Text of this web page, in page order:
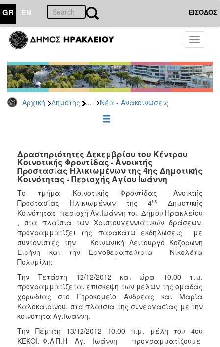
GR EN ΕΙΣΟΔΟΣ
Toggle
Αρχική Δημότης ... Νέα - Ανακοινώσεις
ΔΗΜΟΤΗΣ
Πολιτική
Νέα
-
Ανακοινώσεις
Οικονομική
Αδυναμία
&
Φυσικές
Καταστροφές
Κέντρα
Κοινοτικής
Φροντίδας
(Κ.Α.Π.Η.)
Κέντρα
Δημιουργικής
Απασχόλησης
Παιδιών
(Κ.Δ.Α.Π.)
Κέντρα
Ημερήσιας
Φροντίδας
Ηλικιωμένων
Δραστηριότητες Δεκεμβρίου του Κέντρου
Κοινοτικής Φροντίδας - Ανοικτής
Προστασίας Ηλικιωμένων της 4ης Δημοτικής
Κοινότητας - Περιοχής Αγίου Ιωάννη
Το τμήμα Κοινοτικής Φροντίδας –Ανοικτής
Προστασίας Ηλικιωμένων της 4ης
Δημοτικής
Κοινότητας περιοχή Αγ.Ιωάννη του Δήμου Ηρακλείου
, στα πλαίσια των Χριστουγεννιάτικών δράσεων,
προγραμματίζει της παρακάτω εκδηλώσεις με
συντονιστές την Κοινωνική Λειτουργό Κοζορώνη
Ειρήνη και την Εργοθεραπεύτρια Νικολέτα
Πολυμίλη:
Την Τετάρτη 12/12/2012 και ώρα 10.00 π.μ.
προγραμματίζεται επίσκεψη των μελών της ομάδας
χορωδίας στο Γηροκομείο Ανδρέας και Μαρία
Καλοκαιρινού, στα πλαίσια της συνεργασίας με την
κοινότητα Αγ.Ιωάννη.
Την Πέμπτη 13/12/2012 10.00 π.μ. μέλη του 4ου
ΚΕΚΟΙ.-Φ.Α.Π.Η Αγ. Ιωάννη προγραμματίζουμε